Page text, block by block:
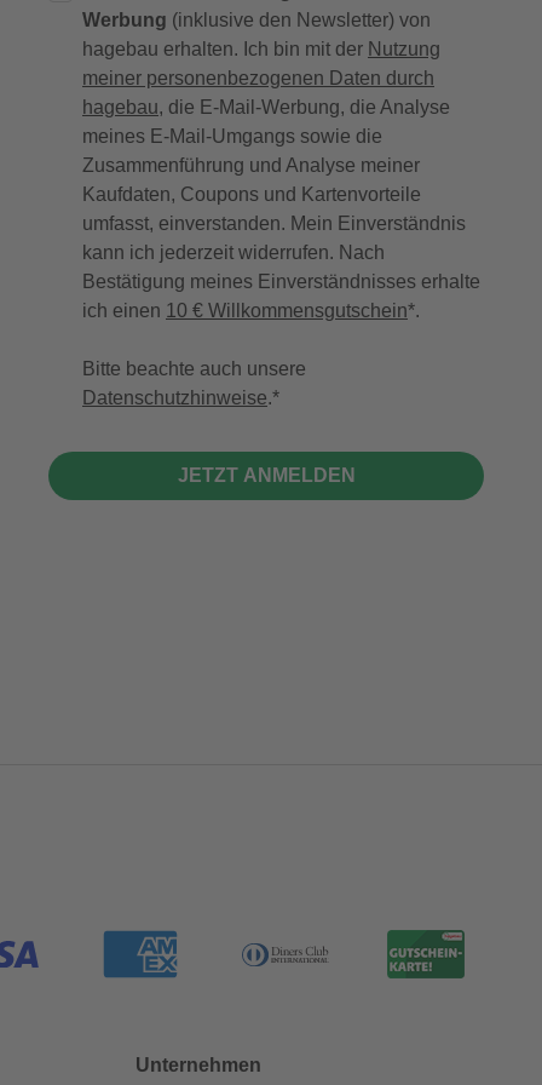
Werbung (inklusive den Newsletter) von
hagebau erhalten. Ich bin mit der Nutzung
meiner personenbezogenen Daten durch
hagebau, die E-Mail-Werbung, die Analyse
meines E-Mail-Umgangs sowie die
Zusammenführung und Analyse meiner
Kaufdaten, Coupons und Kartenvorteile
umfasst, einverstanden. Mein Einverständnis
kann ich jederzeit widerrufen. Nach
Bestätigung meines Einverständnisses erhalte
ich einen 10 € Willkommensgutschein*.
Bitte beachte auch unsere
Datenschutzhinweise.
JETZT ANMELDEN
Unternehmen